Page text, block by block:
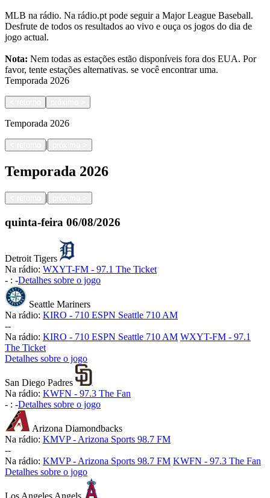
MLB na rádio. Na rádio.pt pode seguir a Major League Baseball.
Desfrute de todos os resultados ao vivo e ouça os jogos do dia de
jogo actual.
Nota: Nem todas as estações estão disponíveis fora dos EUA. Por
favor, tente estações alternativas. se você encontrar uma.
Temporada 2026
Temporada 2026
|
Temporada 2026
|
quinta-feira 06/08/2026
Detroit Tigers
Na rádio: WXYT-FM - 97.1 The Ticket
- : -Detalhes sobre o jogo
Seattle Mariners
Na rádio: KIRO - 710 ESPN Seattle 710 AM
--
Na rádio: KIRO - 710 ESPN Seattle 710 AM WXYT-FM - 97.1
The Ticket
Detalhes sobre o jogo
San Diego Padres
Na rádio: KWFN - 97.3 The Fan
- : -Detalhes sobre o jogo
Arizona Diamondbacks
Na rádio: KMVP - Arizona Sports 98.7 FM
--
Na rádio: KMVP - Arizona Sports 98.7 FM KWFN - 97.3 The Fan
Detalhes sobre o jogo